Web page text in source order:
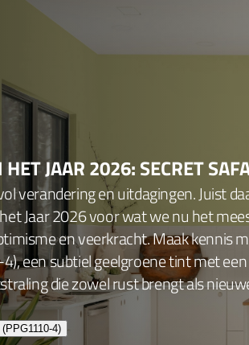
JAAR 2026: SECRET
verandering en uitdagingen. Juist
Jaar 2026 voor wat we nu het
en veerkracht. Maak kennis
een subtiel geelgroene tint met een
die zowel rust brengt als
4)